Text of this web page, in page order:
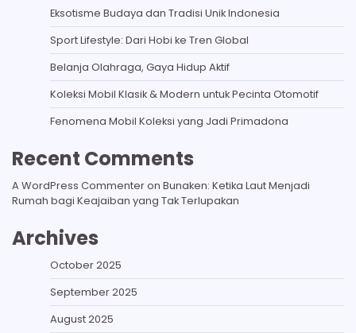
Eksotisme Budaya dan Tradisi Unik Indonesia
Sport Lifestyle: Dari Hobi ke Tren Global
Belanja Olahraga, Gaya Hidup Aktif
Koleksi Mobil Klasik & Modern untuk Pecinta Otomotif
Fenomena Mobil Koleksi yang Jadi Primadona
Recent Comments
A WordPress Commenteron Bunaken: Ketika Laut Menjadi
Rumah bagi Keajaiban yang Tak Terlupakan
Archives
October 2025
September 2025
August 2025